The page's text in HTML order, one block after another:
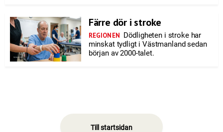
Färre dör i stroke
REGIONEN Dödligheten i stroke har
minskat tydligt i Västmanland sedan
början av 2000-talet.
Till startsidan